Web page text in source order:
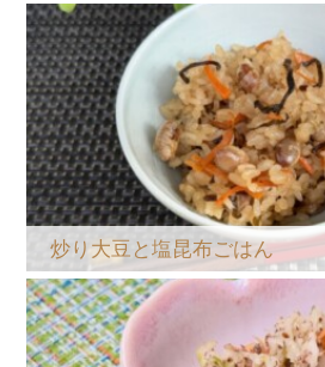
炒り大豆と塩昆布ごはん